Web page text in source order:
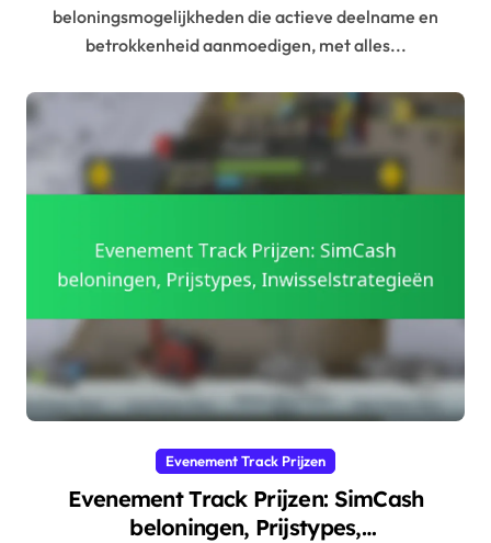
beloningsmogelijkheden die actieve deelname en
betrokkenheid aanmoedigen, met alles...
Evenement Track Prijzen
Evenement Track Prijzen: SimCash
beloningen, Prijstypes,